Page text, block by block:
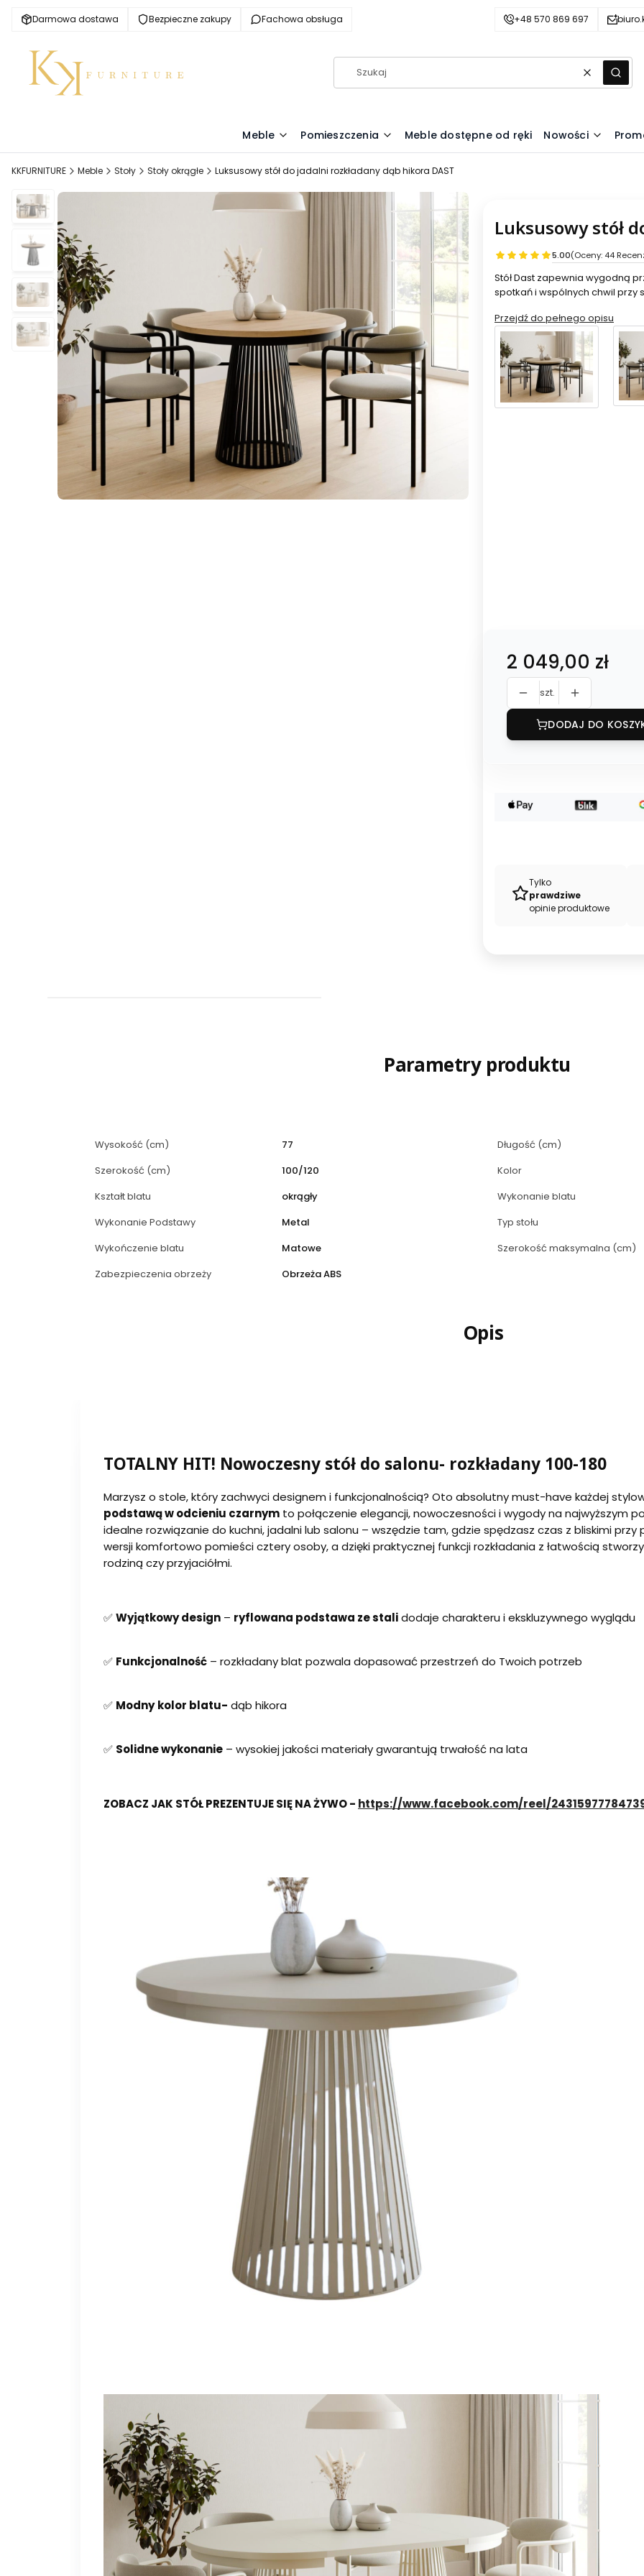
Darmowa dostawa Bezpieczne zakupy Fachowa obsługa +48 570 869 697
Wyczyść
Meble Pomieszczenia Meble dostępne od ręki Nowości
KKFURNITURE Meble Stoły Stoły okrągłe Luksusowy stół do jadalni rozkładany dąb hikora DAST
Luksusowy stół
5.00(Oceny: 44
Stół Dast zapewnia wygodną
spotkań i wspólnych chwil przy
Przejdź do pełnego opisu
Cena
2 049,00 zł
szt.
DODAJ DO
Tylko
prawdziwe
opinie produktowe
Parametry produktu
Wysokość (cm) 77
Długość (cm)
Szerokość (cm)
100/120
Kolor
Kształt blatu
okrągły
Wykonanie blatu
Wykonanie Podstawy
Metal
Typ stołu
Wykończenie blatu
Matowe
Szerokość maksymalna (cm)
Zabezpieczenia obrzeży
Obrzeża ABS
Opis
TOTALNY HIT! Nowoczesny stół do salonu- rozkładany 100-180
Marzysz o stole, który zachwyci designem i funkcjonalnością? Oto absolutny must-have każdej
podstawą w odcieniu czarnym to połączenie elegancji, nowoczesności i wygody na najwyższym
idealne rozwiązanie do kuchni, jadalni lub salonu – wszędzie tam, gdzie spędzasz czas z bliskimi przy
wersji komfortowo pomieści cztery osoby, a dzięki praktycznej funkcji rozkładania z łatwością
rodziną czy przyjaciółmi.
✅Wyjątkowy design – ryflowana podstawa ze stalidodaje charakteru i ekskluzywnego wyglądu
✅ Funkcjonalność – rozkładany blat pozwala dopasować przestrzeń do Twoich potrzeb
✅ Modny kolor blatu- dąb hikora
✅ Solidne wykonanie – wysokiej jakości materiały gwarantują trwałość na lata
ZOBACZ JAK STÓŁ PREZENTUJE SIĘ NA ŻYWO - https://www.facebook.com/reel/